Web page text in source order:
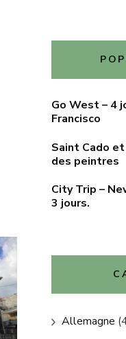
Go West – 4
Francisco
Saint Cado et
des peintres
City Trip –
3 jours.
Allemagne